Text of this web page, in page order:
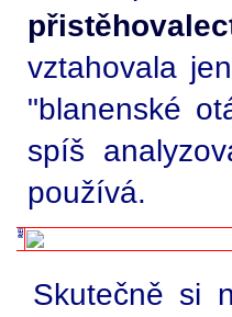
vztahovala
"blanenské
spíš
používá.
Skutečně si